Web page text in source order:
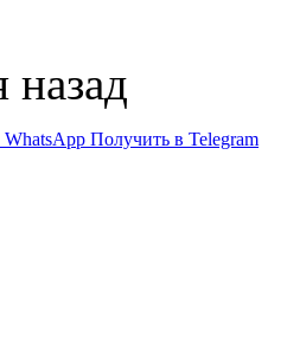
назад
Получить в Telegram